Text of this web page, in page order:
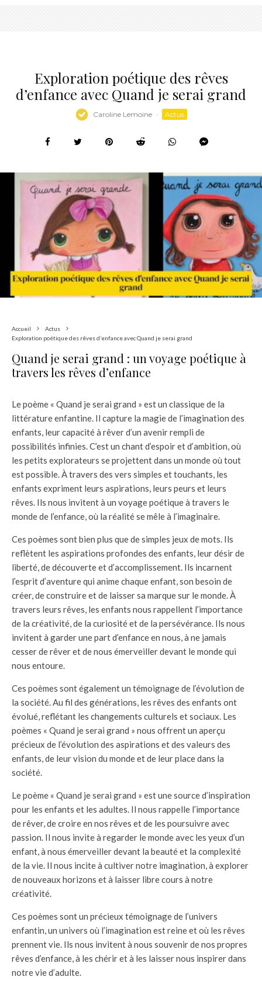
Exploration poétique des rêves
d’enfance avec Quand je serai grand
Caroline Lemoine · Actus
Accueil
Actus
Exploration poétique des rêves d’enfance avec Quand je serai grand
Quand je serai grand : un voyage poétique à
travers les rêves d’enfance
Le poème « Quand je serai grand » est un classique de la
littérature enfantine. Il capture la magie de l’imagination des
enfants, leur capacité à rêver d’un avenir rempli de
possibilités infinies. C’est un chant d’espoir et d’ambition, où
les petits explorateurs se projettent dans un monde où tout
est possible. À travers des vers simples et touchants, les
enfants expriment leurs aspirations, leurs peurs et leurs
rêves. Ils nous invitent à un voyage poétique à travers le
monde de l’enfance, où la réalité se mêle à l’imaginaire.
Ces poèmes sont bien plus que de simples jeux de mots. Ils
reflètent les aspirations profondes des enfants, leur désir de
liberté, de découverte et d’accomplissement. Ils incarnent
l’esprit d’aventure qui anime chaque enfant, son besoin de
créer, de construire et de laisser sa marque sur le monde. À
travers leurs rêves, les enfants nous rappellent l’importance
de la créativité, de la curiosité et de la persévérance. Ils nous
invitent à garder une part d’enfance en nous, à ne jamais
cesser de rêver et de nous émerveiller devant le monde qui
nous entoure.
Ces poèmes sont également un témoignage de l’évolution de
la société. Au fil des générations, les rêves des enfants ont
évolué, reflétant les changements culturels et sociaux. Les
poèmes « Quand je serai grand » nous offrent un aperçu
précieux de l’évolution des aspirations et des valeurs des
enfants, de leur vision du monde et de leur place dans la
société.
Le poème « Quand je serai grand » est une source d’inspiration
pour les enfants et les adultes. Il nous rappelle l’importance
de rêver, de croire en nos rêves et de les poursuivre avec
passion. Il nous invite à regarder le monde avec les yeux d’un
enfant, à nous émerveiller devant la beauté et la complexité
de la vie. Il nous incite à cultiver notre imagination, à explorer
de nouveaux horizons et à laisser libre cours à notre
créativité.
Ces poèmes sont un précieux témoignage de l’univers
enfantin, un univers où l’imagination est reine et où les rêves
prennent vie. Ils nous invitent à nous souvenir de nos propres
rêves d’enfance, à les chérir et à les laisser nous inspirer dans
notre vie d’adulte.